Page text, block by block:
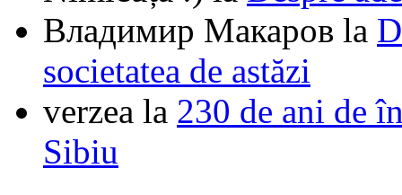
Владимир Макаров la
societatea de astăzi
verzea la 230 de ani de
Sibiu